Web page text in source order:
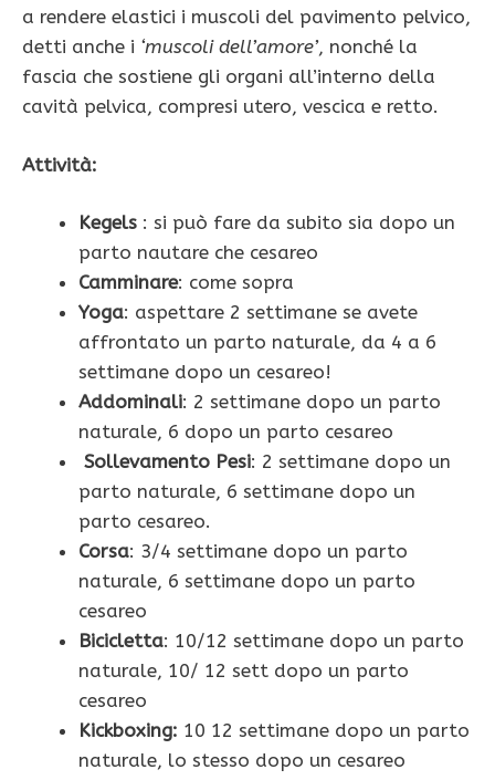
a rendere elastici i muscoli del pavimento pel­vico,
detti anche i ‘muscoli dell’amore’, nonché la
fascia che sostiene gli organi all’interno della
cavità pelvica, compresi utero, vescica e retto.
Attività:
Kegels : si può fare da subito sia dopo un
parto nautare che cesareo
Camminare: come sopra
Yoga: aspettare 2 settimane se avete
affrontato un parto naturale, da 4 a 6
settimane dopo un cesareo!
Addominali: 2 settimane dopo un parto
naturale, 6 dopo un parto cesareo
Sollevamento Pesi: 2 settimane dopo un
parto naturale, 6 settimane dopo un
parto cesareo.
Corsa: 3/4 settimane dopo un parto
naturale, 6 settimane dopo un parto
cesareo
Bicicletta: 10/12 settimane dopo un parto
naturale, 10/ 12 sett dopo un parto
cesareo
Kickboxing: 10 12 settimane dopo un parto
naturale, lo stesso dopo un cesareo